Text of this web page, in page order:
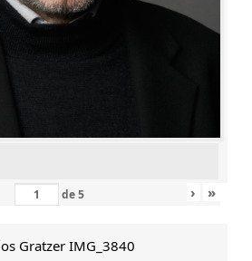
de5 › »
Gratzer IMG_3840